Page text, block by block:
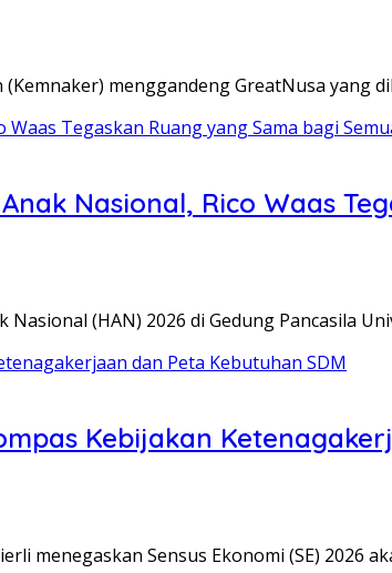
menggandeng GreatNusa
Nasional, Rico Waas
(HAN) 2026 di Gedung Pancasila
Kebijakan
menegaskan Sensus Ekonomi (SE) 2026